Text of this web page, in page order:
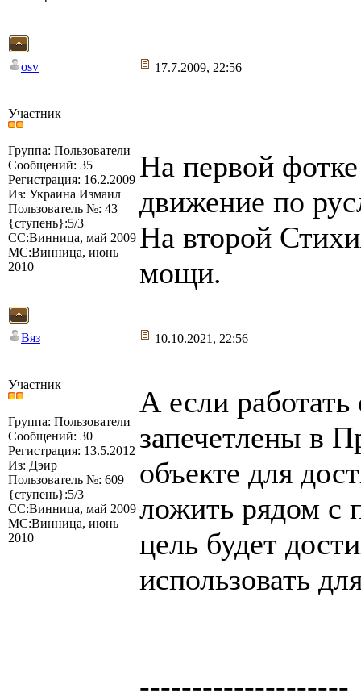
osv 17.7.2009, 22:56
Участник
Группа: Пользователи
Сообщений: 35
Регистрация: 16.2.2009
Из: Украина Измаил
Пользователь №: 43
{ступень}:5/3
СС:Винница, май 2009
МС:Винница, июнь
2010
На первой
движение по
На второй
мощи.
Вяз 10.10.2021, 22:56
Участник
Группа: Пользователи
Сообщений: 30
Регистрация: 13.5.2012
Из: Дэир
Пользователь №: 609
{ступень}:5/3
СС:Винница, май 2009
МС:Винница, июнь
2010
А если
запечетлены в
объекте для
ложить рядом с
цель будет
использовать
--------------------